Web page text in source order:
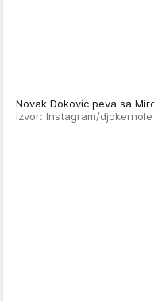
Novak Đoković peva sa
Izvor: Instagram/djokernole